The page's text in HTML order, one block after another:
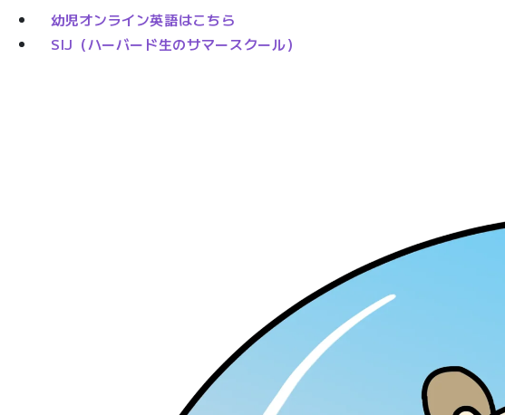
幼児オンライン英語はこちら
SIJ（ハーバード生のサマースクール）